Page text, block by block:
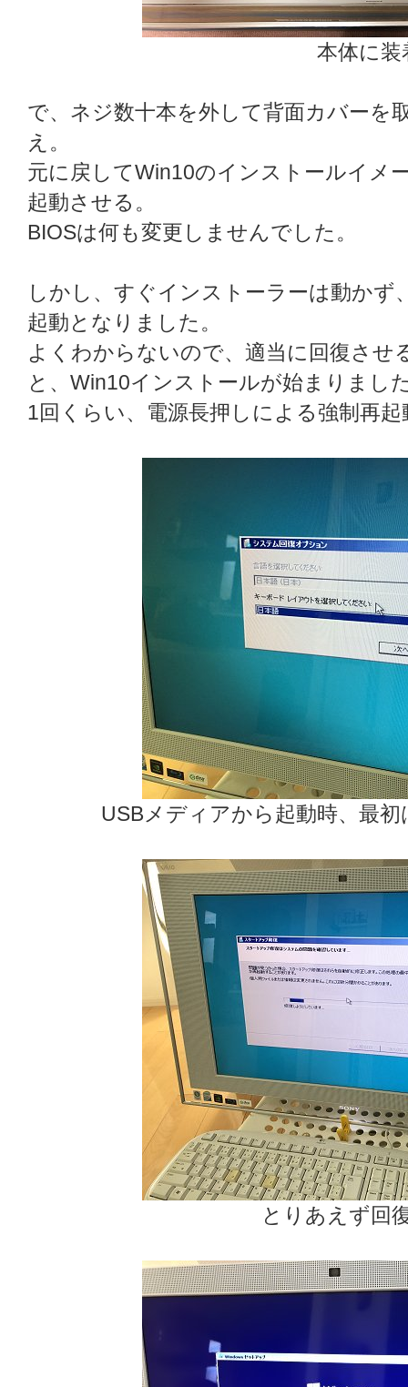
本体に装
で、ネジ数十本を外して背面カバーを
え。
元に戻してWin10のインストールイメ
起動させる。
BIOSは何も変更しませんでした。
しかし、すぐインストーラーは動か
起動となりました。
よくわからないので、適当に回復さ
と、Win10インストールが始まりまし
1回くらい、電源長押しによる強制再
USBメディアから起動時、最
とりあえず回